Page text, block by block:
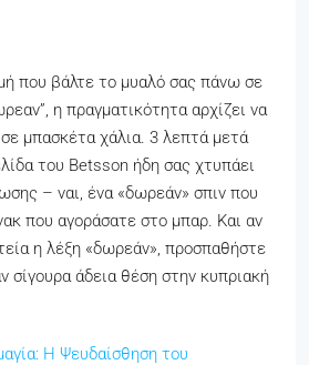
που βάλτε το μυαλό σας πάνω σε
η πραγματικότητα αρχίζει να
μπασκέτα χάλια. 3 λεπτά μετά
του Betsson ήδη σας χτυπάει
– ναι, ένα «δωρεάν» σπιν που
που αγοράσατε στο μπαρ. Και αν
η λέξη «δωρεάν», προσπαθήστε
σίγουρα άδεια θέση στην κυπριακή
Η Ψευδαίσθηση του